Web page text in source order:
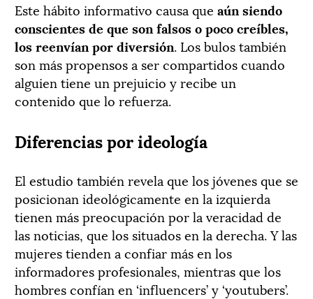
Este hábito informativo causa que aún siendo
conscientes de que son falsos o poco creíbles,
los reenvían por diversión. Los bulos también
son más propensos a ser compartidos cuando
alguien tiene un prejuicio y recibe un
contenido que lo refuerza.
Diferencias por ideología
El estudio también revela que los jóvenes que se
posicionan ideológicamente en la izquierda
tienen más preocupación por la veracidad de
las noticias, que los situados en la derecha. Y las
mujeres tienden a confiar más en los
informadores profesionales, mientras que los
hombres confían en ‘influencers’ y ‘youtubers’.